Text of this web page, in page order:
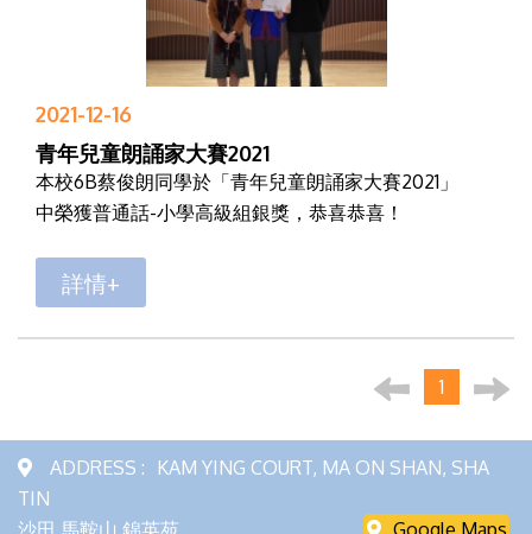
2021-12-16
青年兒童朗誦家大賽2021
本校6B蔡俊朗同學於「青年兒童朗誦家大賽2021」
中榮獲普通話-小學高級組銀獎，恭喜恭喜！
詳情+
1
ADDRESS : KAM YING COURT, MA ON SHAN, SHA
TIN
沙田 馬鞍山 錦英苑
Google Maps